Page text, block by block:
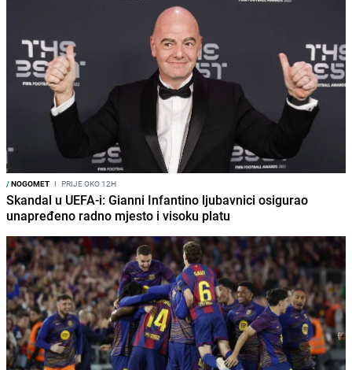
/NOGOMET I PRIJE OKO 12H
Skandal u UEFA-i: Gianni Infantino ljubavnici osigurao
unapređeno radno mjesto i visoku platu